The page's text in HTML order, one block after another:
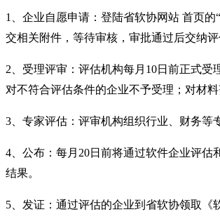
1 、企业自愿申请：登陆省软协网站 首页的“
交相关附件，等待审核，审批通过后交纳评
2 、受理评审：评估机构每月 10日前正式受
对不符合评估条件的企业不予受理；对材
3 、专家评估：评审机构组织行业、财务
4 、公布：每月 20日前将通过软件企业评估
结果。
5、 发证：通过评估的企业到省软协领取《